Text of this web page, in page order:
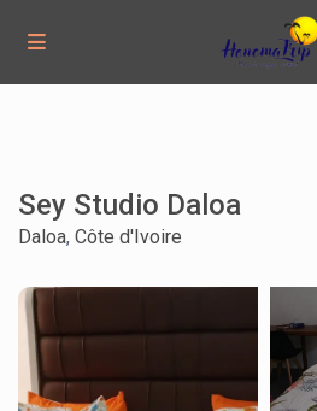
Sey Studio Daloa
Daloa,Côte d'Ivoire